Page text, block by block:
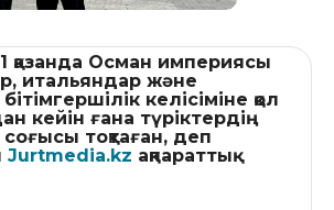
қазанда Осман империясы
итальяндар және
келісіміне қол
кейін ғана түріктердің
тоқтаған, деп
Jurtmedia.kz ақпараттық